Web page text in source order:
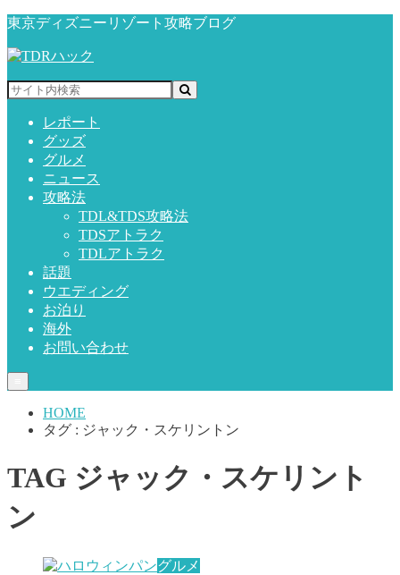
東京ディズニーリゾート攻略ブログ
レポート
グッズ
グルメ
ニュース
攻略法
TDL&TDS攻略法
TDSアトラク
TDLアトラク
話題
ウエディング
お泊り
海外
お問い合わせ
HOME
タグ : ジャック・スケリントン
TAG ジャック・スケリント
ン
グルメ